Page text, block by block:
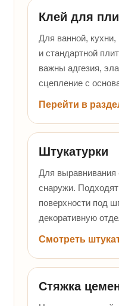
Клей для
Для ванной, кухни,
и стандартной
важны адгезия,
сцепление с
Перейти в
Штукатурки
Для выравнивания
снаружи.
поверхности под
декоративную
Смотреть
Стяжка